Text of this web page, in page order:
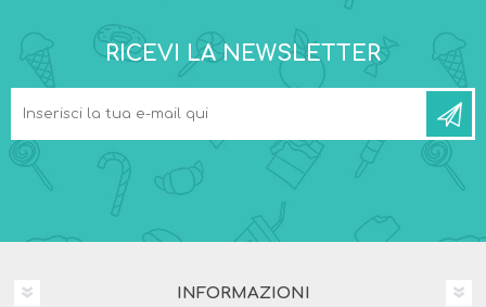
RICEVI LA NEWSLETTER
INFORMAZIONI